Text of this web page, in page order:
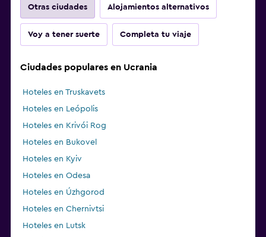
Otras ciudades Alojamientos alternativos
Voy a tener suerte Completa tu viaje
Ciudades populares en Ucrania
Hoteles en Truskavets
Hoteles en Leópolis
Hoteles en Krivói Rog
Hoteles en Bukovel
Hoteles en Kyiv
Hoteles en Odesa
Hoteles en Úzhgorod
Hoteles en Chernivtsi
Hoteles en Lutsk